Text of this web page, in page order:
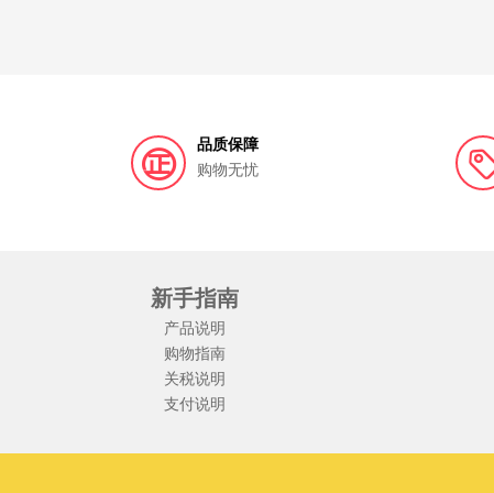
品质保障
购物无忧
新手指南
产品说明
购物指南
关税说明
支付说明